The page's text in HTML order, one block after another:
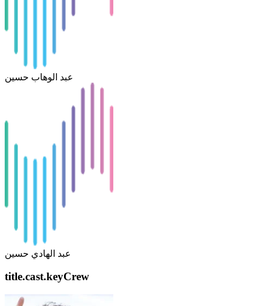
عبد الوهاب حسين
عبد الهادي حسين
title.cast.keyCrew